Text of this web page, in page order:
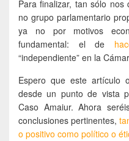
Para finalizar, tan sólo
no grupo parlamentario
ya no por motivos
fundamental: el de
“independiente” en la
Espero que este artículo
desde un punto de vista
Caso Amaiur. Ahora
conclusiones pertinentes,
o positivo como político o